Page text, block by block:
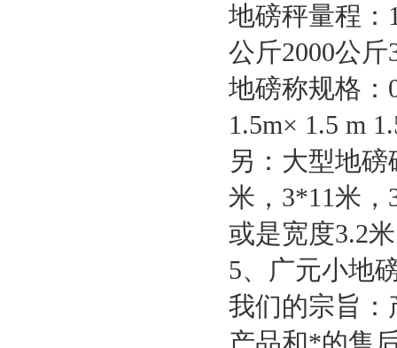
地磅秤量程：
公斤2000公斤
地磅称规格：
1.5m× 1.5 m
另：大型地
米， 3*11米，
或是宽度3.2
5、广元小地
我们的宗旨